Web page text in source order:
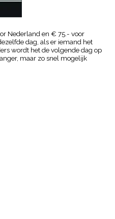
Nederland en € 75.- voor
dag, als er iemand het
wordt het de volgende dag op
maar zo snel mogelijk